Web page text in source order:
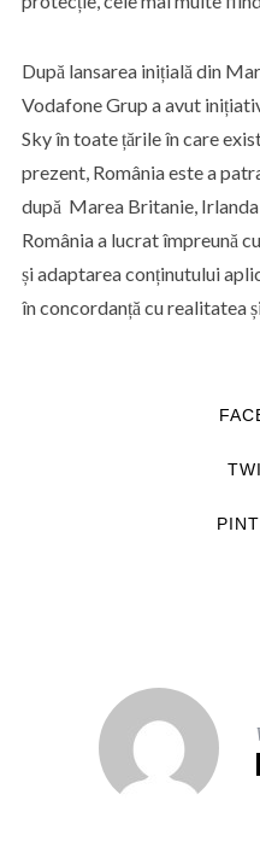
După lansarea inițială din
Vodafone Grup a avut
Sky în toate țările în care
prezent, România este a
după Marea Britanie,
România a lucrat împreună
și adaptarea conținutului
în concordanță cu realitatea